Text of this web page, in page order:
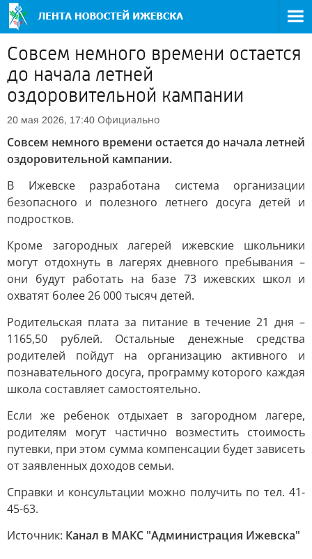
Совсем немного времени остается
до начала летней
оздоровительной кампании
20 мая 2026, 17:40 Официально
Совсем немного времени остается до начала летней
оздоровительной кампании.
В Ижевске разработана система организации
безопасного и полезного летнего досуга детей и
подростков.
Кроме загородных лагерей ижевские школьники
могут отдохнуть в лагерях дневного пребывания –
они будут работать на базе 73 ижевских школ и
охватят более 26 000 тысяч детей.
Родительская плата за питание в течение 21 дня –
1165,50 рублей. Остальные денежные средства
родителей пойдут на организацию активного и
познавательного досуга, программу которого каждая
школа составляет самостоятельно.
Если же ребенок отдыхает в загородном лагере,
родителям могут частично возместить стоимость
путевки, при этом сумма компенсации будет зависеть
от заявленных доходов семьи.
Справки и консультации можно получить по тел. 41-
45-63.
Источник: Канал в МАКС "Администрация Ижевска"